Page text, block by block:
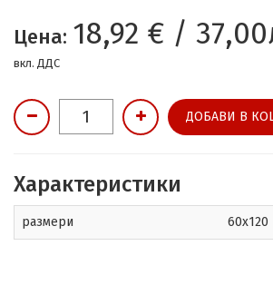
Цена: 18,92 € /
вкл. ДДС
ДОБАВИ В
Характеристики
размери 60x120